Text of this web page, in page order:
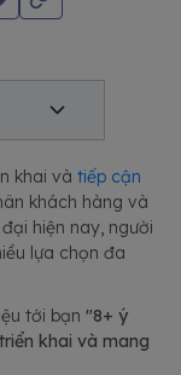
khai và tiếp cận
khách hàng và
hiện nay, người
lựa chọn đa
tới bạn "8+ ý
khai và mang